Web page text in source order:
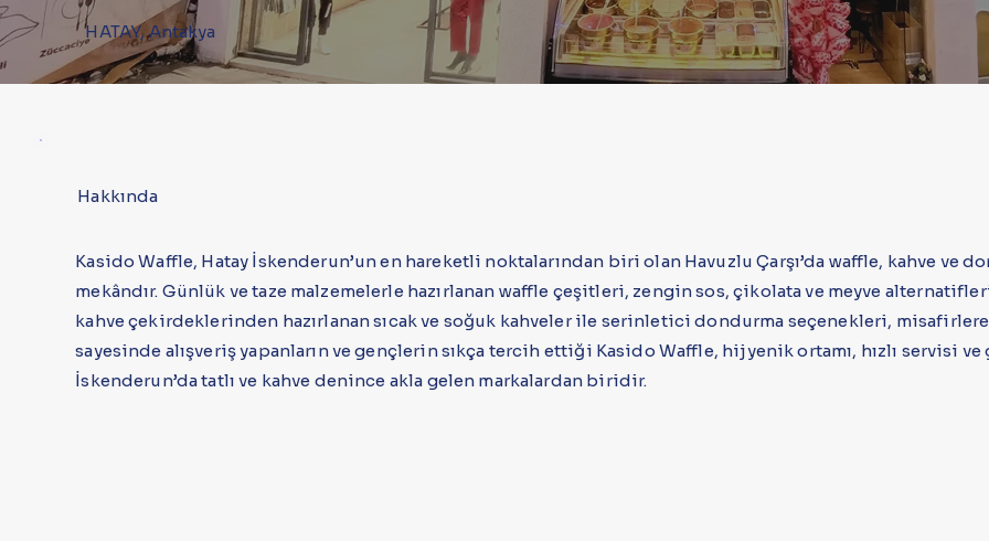
HATAY, Antakya
Kasido Waffle, Hatay İskenderun’un en hareketli noktalarından biri olan Havuzlu Çarşı’da waffle, kahve
mekândır. Günlük ve taze malzemelerle hazırlanan waffle çeşitleri, zengin sos, çikolata ve meyve
kahve çekirdeklerinden hazırlanan sıcak ve soğuk kahveler ile serinletici dondurma seçenekleri,
sayesinde alışveriş yapanların ve gençlerin sıkça tercih ettiği Kasido Waffle, hijyenik ortamı, hızlı servisi ve
İskenderun’da tatlı ve kahve denince akla gelen markalardan biridir.
Hakkında